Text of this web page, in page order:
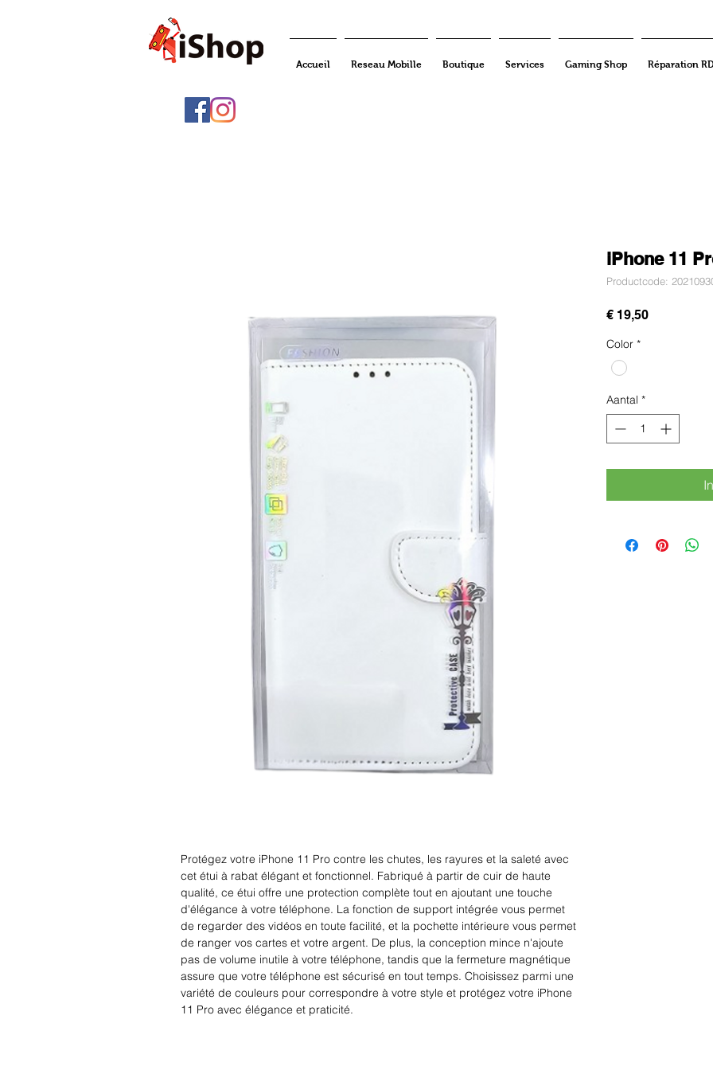
Accueil Reseau Mobille Boutique Services Gaming Shop Réparation
Protégez votre iPhone 11 Pro contre les chutes, les rayures et la saleté avec
cet étui à rabat élégant et fonctionnel. Fabriqué à partir de cuir de haute
qualité, ce étui offre une protection complète tout en ajoutant une touche
d'élégance à votre téléphone. La fonction de support intégrée vous permet
de regarder des vidéos en toute facilité, et la pochette intérieure vous permet
de ranger vos cartes et votre argent. De plus, la conception mince n'ajoute
pas de volume inutile à votre téléphone, tandis que la fermeture magnétique
assure que votre téléphone est sécurisé en tout temps. Choisissez parmi une
variété de couleurs pour correspondre à votre style et protégez votre iPhone
11 Pro avec élégance et praticité.
iPhone 11
Productcode:
€ 19,50Prijs
Color *
Aantal *